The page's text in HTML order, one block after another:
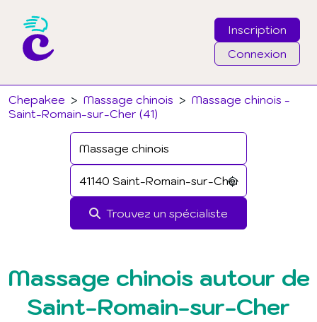
Inscription
Connexion
Chepakee > Massage chinois > Massage chinois -
Saint-Romain-sur-Cher (41)
Trouvez un spécialiste
Email
Mot de passe
J'ai oublié mon mot de passe
Connexion
Massage chinois autour de
Saint-Romain-sur-Cher